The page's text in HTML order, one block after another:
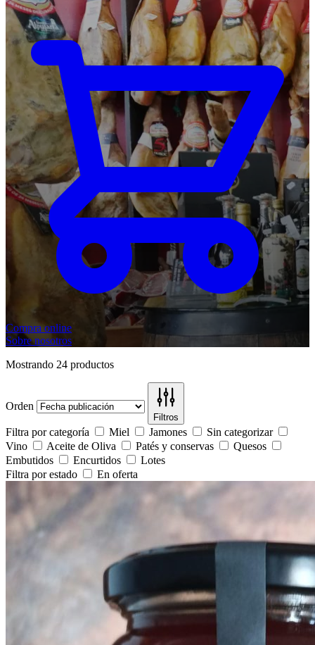
Compra online
Sobre nosotros
Mostrando 24 productos
Orden
Filtros
Filtra por categoría Miel Jamones
Sin categorizar
Vino
Aceite de Oliva Patés y conservas
Quesos
Embutidos
Encurtidos
Lotes
Filtra por estado
En oferta